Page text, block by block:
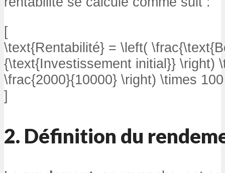
[
\text{Rentabilité} = \left(
{\text{Investissement initial}} \right)
\frac{2000}{10000} \right) \times
]
2. Définition du